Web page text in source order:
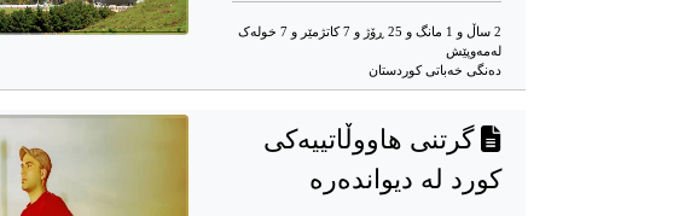
2 ساڵ و 1 مانگ و 25 ڕۆژ و 7 کاتژمێر و 7 خوله‌ک
له‌مه‌وپێش‌
دەنگی خەباتی کوردستان
گرتنی هاووڵاتییەكی
کورد لە دیواندەرە